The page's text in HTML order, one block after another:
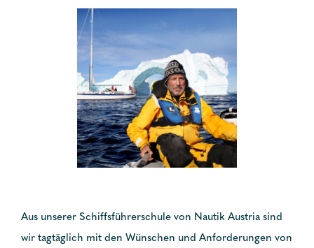
Aus unserer Schiffsführerschule von Nautik Austria sind
wir tagtäglich mit den Wünschen und Anforderungen von